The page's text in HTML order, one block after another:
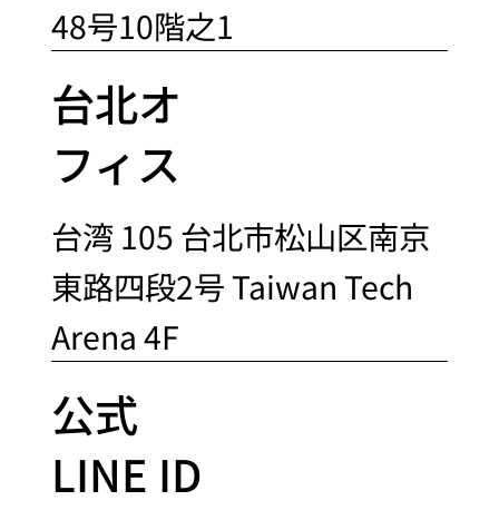
48号10階之1
台北オ
フィス
台湾 105 台北市松山区南京
東路四段2号 Taiwan Tech
Arena 4F
公式
LINE ID